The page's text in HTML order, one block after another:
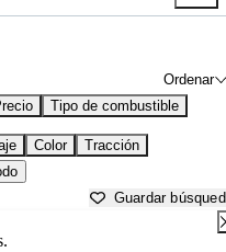
Ordenar
Tipo de combustible
Color
Tracción
Guardar